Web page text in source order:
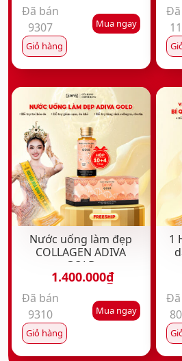
THÔNG TIN THƯƠNG HIỆU:
ADIVA là sản phẩm của công ty
Dịch Vụ TRẦN TOÀN PHÁT,
trong lĩnh vực nước uống làm
bảo vệ sức khỏe, được người
sử dụng rộng khắp trong suốt
hữu các sản phẩm dẫn đầu
mang tinh hoa công nghệ tiên
nhập khẩu, cùng tiêu chí khắt
tâm & sự chăm sóc tốt nh.ất
hơn, đẹp hơn, ADIVA tự hào với
phải có hiệu quả thật, ngay từ
Đã bán
9307
Giỏ hàng
Mua ngay
Nước uống làm đẹp
COLLAGEN ADIVA
GOLD
1.400.000₫
Đã bán
9310
Giỏ hàng
Mua ngay
1